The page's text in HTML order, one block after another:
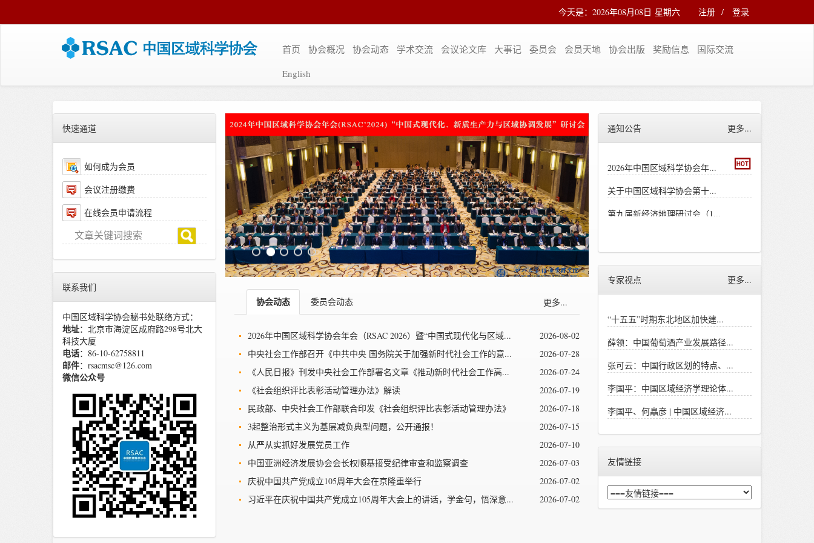
注册 / 登录
今天是：2026年08月08日 星期六
首页 协会概况 协会动态 学术交流 会议论文库 大事记 委员会 会员天地 协会出版 奖励信息
国际交流
English
快速通道
如何成为会员
会议注册缴费
在线会员申请流程
联系我们
中国区域科学协会秘书处联络方式：
地址：北京市海淀区成府路298号北大
科技大厦
电话：86-10-62758811
邮件：rsacmsc@126.com
微信公众号
协会动态 委员会动态 更多...
2026年中国区域科学协会年会（RSAC 2026）暨“中国式现代化与区域...
2026-08-02
中央社会工作部召开《中共中央 国务院关于加强新时代社会工作的意...
2026-07-28
《人民日报》刊发中央社会工作部署名文章《推动新时代社会工作高...
2026-07-24
《社会组织评比表彰活动管理办法》解读
2026-07-19
民政部、中央社会工作部联合印发《社会组织评比表彰活动管理办法》
2026-07-18
3起整治形式主义为基层减负典型问题，公开通报！
2026-07-15
从严从实抓好发展党员工作
2026-07-10
中国亚洲经济发展协会会长权顺基接受纪律审查和监察调查
2026-07-03
庆祝中国共产党成立105周年大会在京隆重举行
2026-07-02
习近平在庆祝中国共产党成立105周年大会上的讲话，学金句，悟深意...
2026-07-02
通知公告 更多...
2026年中国区域科学协会年...
关于中国区域科学协会第十...
第九届新经济地理研讨会（1...
专家视点 更多...
“十五五”时期东北地区加快建...
薛领：中国葡萄酒产业发展路径...
张可云：中国行政区划的特点、...
李国平：中国区域经济学理论体...
李国平、何皛彦 | 中国区域经济...
友情链接